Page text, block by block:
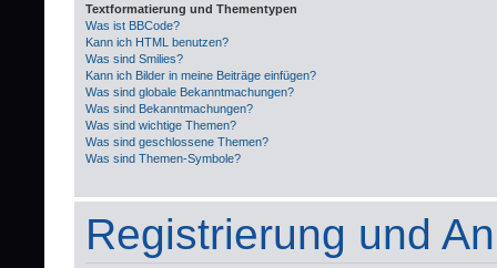
Textformatierung und Thementypen
Was ist BBCode?
Kann ich HTML benutzen?
Was sind Smilies?
Kann ich Bilder in meine Beiträge einfügen?
Was sind globale Bekanntmachungen?
Was sind Bekanntmachungen?
Was sind wichtige Themen?
Was sind geschlossene Themen?
Was sind Themen-Symbole?
Registrierung und